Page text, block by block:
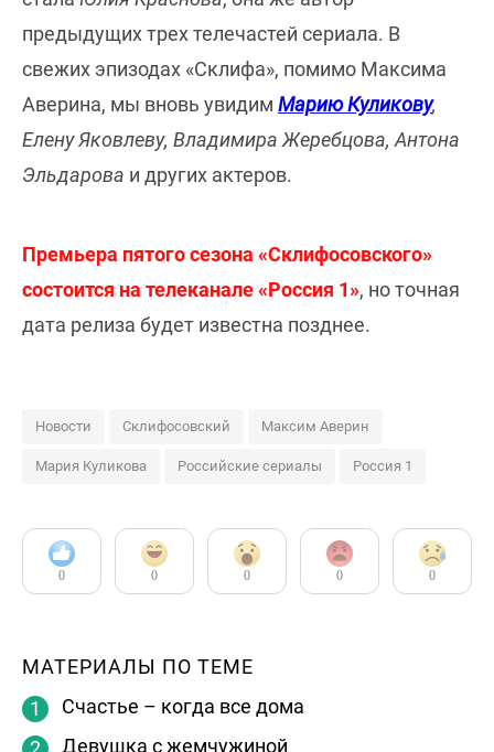
предыдущих трех телечастей сериала. В
свежих эпизодах «Склифа», помимо Максима
Аверина, мы вновь увидим Марию Куликову,
Елену Яковлеву, Владимира Жеребцова, Антона
Эльдарова и других актеров.
Премьера пятого сезона «Склифосовского»
состоится на телеканале «Россия 1», но точная
дата релиза будет известна позднее.
Новости Склифосовский Максим Аверин
Мария Куликова Российские сериалы Россия 1
0 0 0 0 0
МАТЕРИАЛЫ ПО ТЕМЕ
Счастье – когда все дома
Девушка с жемчужиной